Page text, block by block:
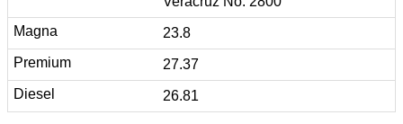
23.8
27.37
26.81